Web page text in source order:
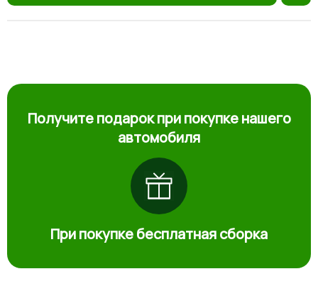
Получите подарок при покупке нашего
автомобиля
При покупке бесплатная сборка